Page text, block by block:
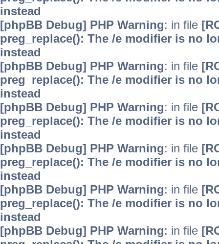
instead
[phpBB Debug] PHP Warning: in file
preg_replace(): The /e modifier is no
instead
[phpBB Debug] PHP Warning: in file
preg_replace(): The /e modifier is no
instead
[phpBB Debug] PHP Warning: in file
preg_replace(): The /e modifier is no
instead
[phpBB Debug] PHP Warning: in file
preg_replace(): The /e modifier is no
instead
[phpBB Debug] PHP Warning: in file
preg_replace(): The /e modifier is no
instead
[phpBB Debug] PHP Warning: in file